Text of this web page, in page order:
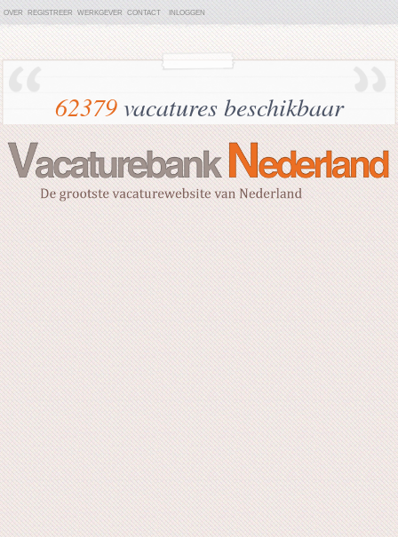
OVER REGISTREER WERKGEVER CONTACT INLOGGEN
62379vacatures beschikbaar